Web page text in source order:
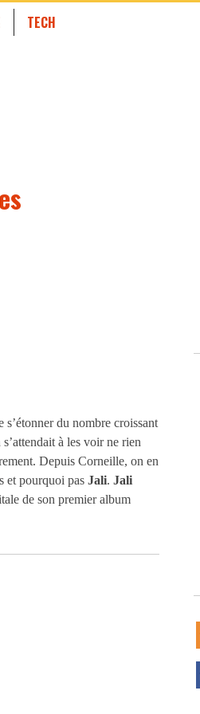
TECH
s’étonner du nombre croissant
à les voir ne rien
Depuis Corneille, on en
s et pourquoi pas Jali. Jali
de son premier album